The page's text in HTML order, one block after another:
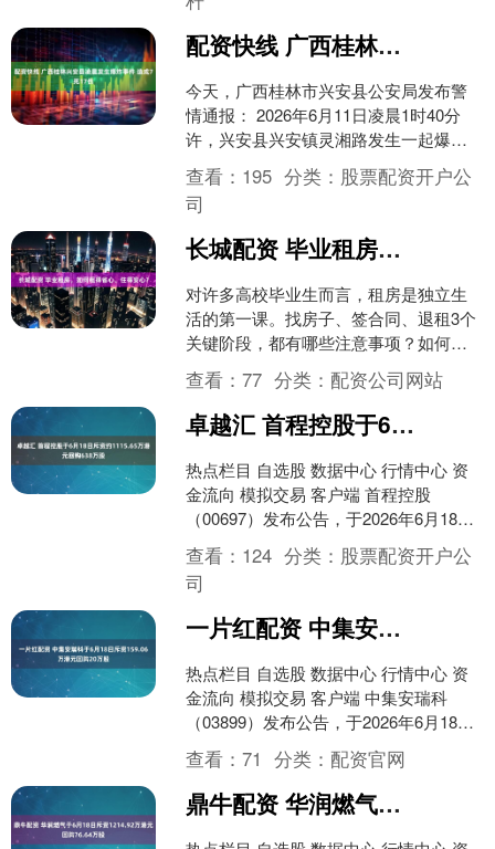
配资快线 广西桂林兴安县凌晨发生爆炸事件 造成7死17伤
今天，广西桂林市兴安县公安局发布警
情通报： 2026年6月11日凌晨1时40分
许，兴安县兴安镇灵湘路发生一起爆炸
事件。事件发生后，桂林市、兴安县两
级党委、政府主....
查看： 195 分类： 股票配资开户公
司
长城配资 毕业租房，如何租得省心、住得安心？
对许多高校毕业生而言，租房是独立生
活的第一课。找房子、签合同、退租3个
关键阶段，都有哪些注意事项？如何租
得省心、住得安心？房屋物品出现损
坏，责任怎样划分？ 找房....
查看：77 分类：配资公司网站
卓越汇 首程控股于6月18日斥资约1115.65万港元回购638万股
热点栏目 自选股 数据中心 行情中心 资
金流向 模拟交易 客户端 首程控股
（00697）发布公告，于2026年6月18日
该公司斥资约1115.65万港元回购63....
查看： 124 分类： 股票配资开户公
司
一片红配资 中集安瑞科于6月18日斥资159.06万港元回购20万股
热点栏目 自选股 数据中心 行情中心 资
金流向 模拟交易 客户端 中集安瑞科
（03899）发布公告，于2026年6月18日
斥资159.06万港元回购20万股。 ....
查看：71 分类：配资官网
鼎牛配资 华润燃气于6月18日斥资1214.92万港元回购76.64万股